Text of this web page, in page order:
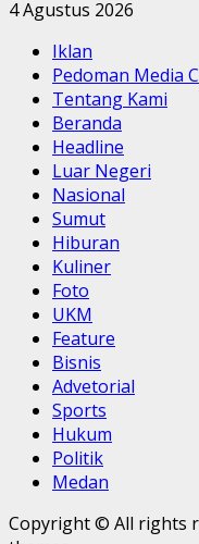
4 Agustus 2026
Iklan
Pedoman Media
Tentang Kami
Beranda
Headline
Luar Negeri
Nasional
Sumut
Hiburan
Kuliner
Foto
UKM
Feature
Bisnis
Advetorial
Sports
Hukum
Politik
Medan
Copyright © All rights